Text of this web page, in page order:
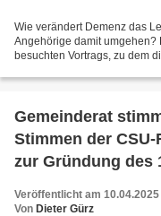
Wie verändert Demenz das
Angehörige damit umgehen?
besuchten Vortrags, zu dem
Gemeinderat
Stimmen der
zur Gründung des
Veröffentlicht am
Von Dieter Gürz